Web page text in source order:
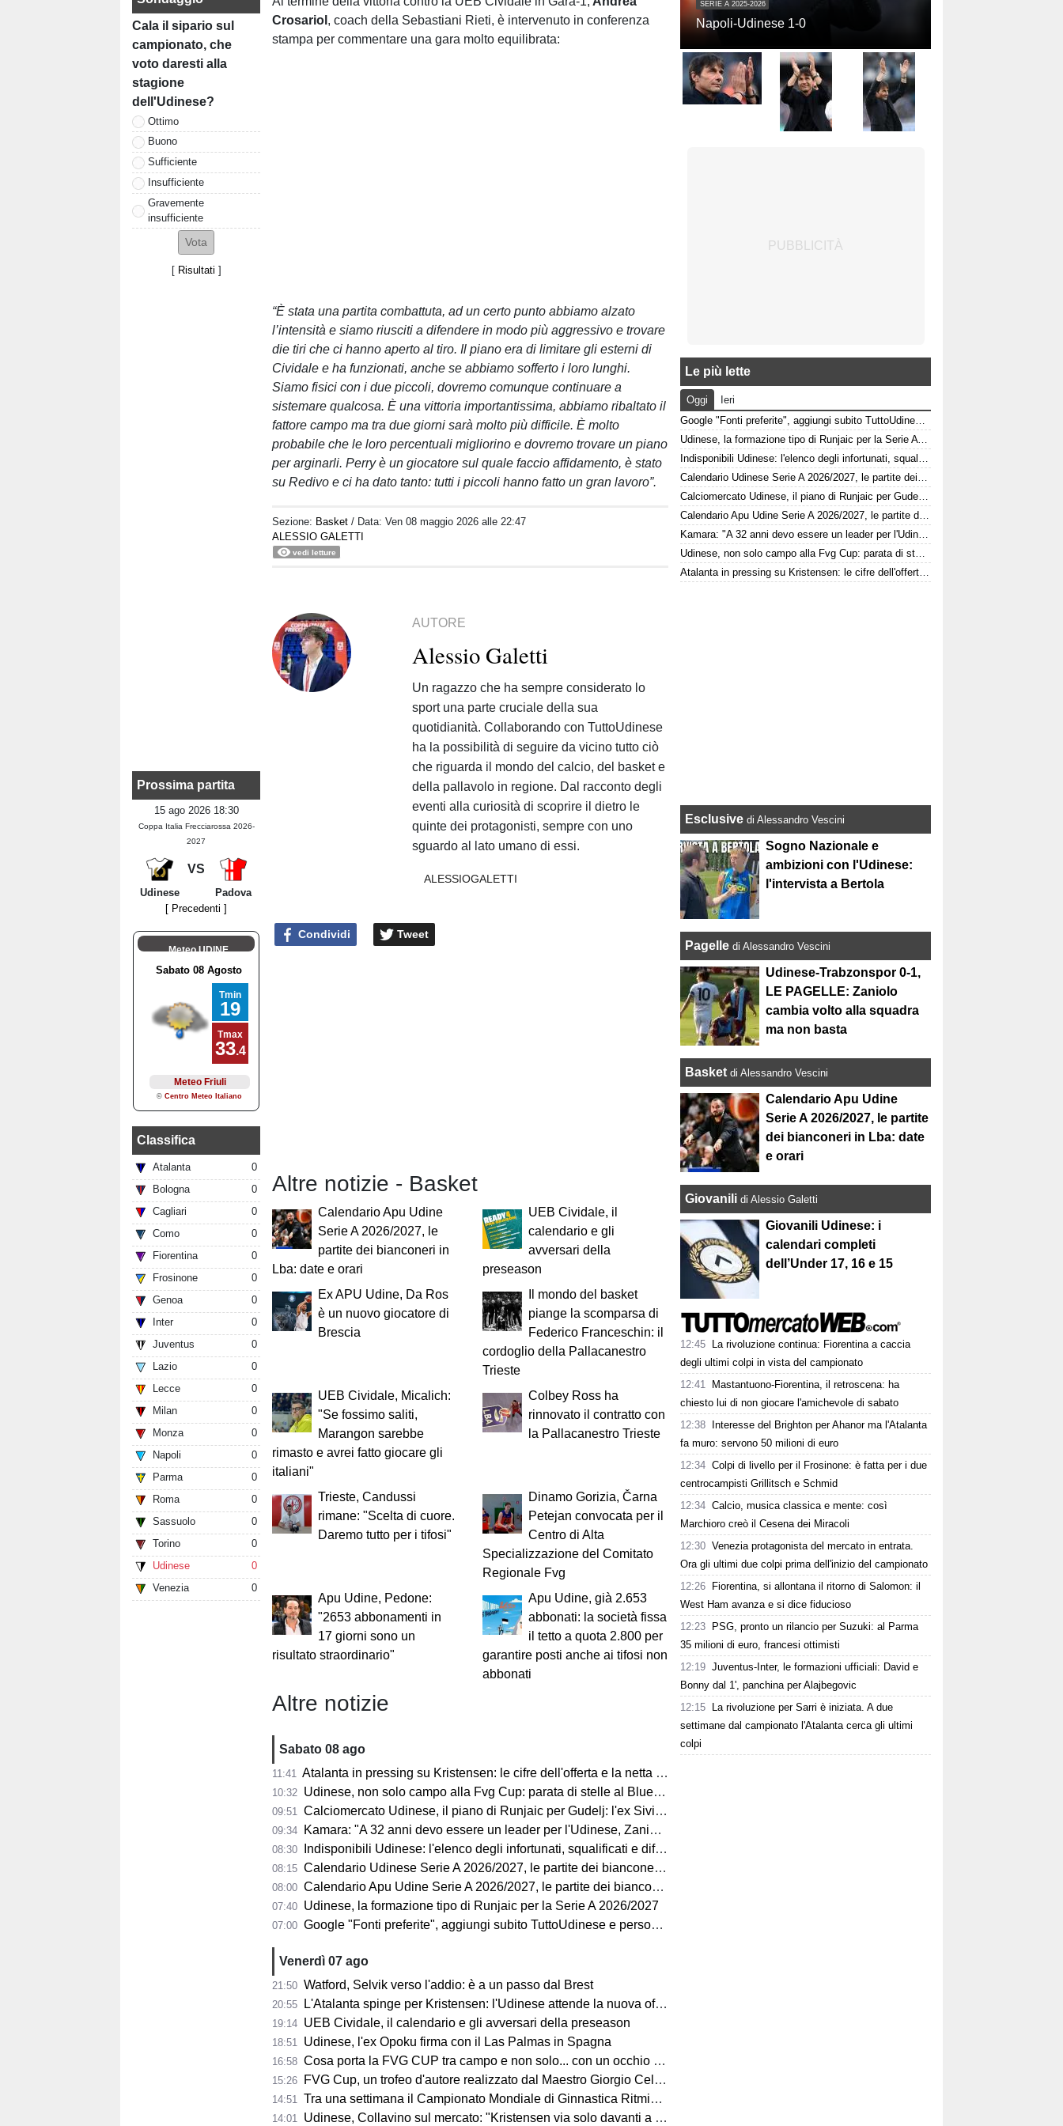
Cala il sipario sul
campionato, che
voto daresti alla
stagione
dell'Udinese?
Ottimo
Buono
Sufficiente
Insufficiente
Gravemente
insufficiente
[ Risultati ]
Prossima partita
15 ago 2026 18:30
Coppa Italia Frecciarossa 2026-
2027
VS
Udinese
Padova
[ Precedenti ]
Meteo UDINE
Classifica
Atalanta
0
Bologna
0
Cagliari
0
Como
0
Fiorentina
0
Frosinone
0
Genoa
0
Inter
0
Juventus
0
Lazio
0
Lecce
0
Milan
0
Monza
0
Napoli
0
Parma
0
Roma
0
Sassuolo
0
Torino
0
Udinese
0
Venezia
0
Crosariol , coach della Sebastiani Rieti, è intervenuto in conferenza
stampa per commentare una gara molto equilibrata:
“È stata una partita combattuta, ad un certo punto abbiamo alzato
l’intensità e siamo riusciti a difendere in modo più aggressivo e trovare
die tiri che ci hanno aperto al tiro. Il piano era di limitare gli esterni di
Cividale e ha funzionati, anche se abbiamo sofferto i loro lunghi.
Siamo fisici con i due piccoli, dovremo comunque continuare a
sistemare qualcosa. È una vittoria importantissima, abbiamo ribaltato il
fattore campo ma tra due giorni sarà molto più difficile. È molto
probabile che le loro percentuali migliorino e dovremo trovare un piano
per arginarli. Perry è un giocatore sul quale faccio affidamento, è stato
su Redivo e ci ha dato tanto: tutti i piccoli hanno fatto un gran lavoro”.
Sezione: Basket / Data:Ven 08 maggio 2026 alle 22:47
ALESSIO GALETTI
vedi letture
AUTORE
Alessio Galetti
Un ragazzo che ha sempre considerato lo
sport una parte cruciale della sua
quotidianità. Collaborando con TuttoUdinese
ha la possibilità di seguire da vicino tutto ciò
che riguarda il mondo del calcio, del basket e
della pallavolo in regione. Dal racconto degli
eventi alla curiosità di scoprire il dietro le
quinte dei protagonisti, sempre con uno
sguardo al lato umano di essi.
ALESSIOGALETTI
Condividi Tweet
Altre notizie - Basket
Calendario Apu Udine
Serie A 2026/2027, le
partite dei bianconeri in
Lba: date e orari
UEB Cividale, il
calendario e gli
avversari della
preseason
Ex APU Udine, Da Ros
è un nuovo giocatore di
Brescia
Il mondo del basket
piange la scomparsa di
Federico Franceschin: il
cordoglio della Pallacanestro
Trieste
UEB Cividale, Micalich:
"Se fossimo saliti,
Marangon sarebbe
rimasto e avrei fatto giocare gli
italiani"
Colbey Ross ha
rinnovato il contratto con
la Pallacanestro Trieste
Trieste, Candussi
rimane: "Scelta di cuore.
Daremo tutto per i tifosi"
Dinamo Gorizia, Čarna
Petejan convocata per il
Centro di Alta
Specializzazione del Comitato
Regionale Fvg
Apu Udine, Pedone:
"2653 abbonamenti in
17 giorni sono un
risultato straordinario"
Apu Udine, già 2.653
abbonati: la società fissa
il tetto a quota 2.800 per
garantire posti anche ai tifosi non
abbonati
Altre notizie
Sabato 08 ago
11:41 Atalanta in pressing su Kristensen: le cifre dell'offerta e la netta condizione dell'Udinese
10:32 Udinese, non solo campo alla Fvg Cup: parata di stelle al Bluenergy Stadium
09:51 Calciomercato Udinese, il piano di Runjaic per Gudelj: l'ex Siviglia avrà un nuovo ruolo
09:34 Kamara: "A 32 anni devo essere un leader per l'Udinese, Zaniolo ha fatto un'ottima scelta"
08:30 Indisponibili Udinese: l'elenco degli infortunati, squalificati e diffidati
08:15 Calendario Udinese Serie A 2026/2027, le partite dei bianconeri: date e orari
08:00 Calendario Apu Udine Serie A 2026/2027, le partite dei bianconeri in Lba: date e orari
07:40 Udinese, la formazione tipo di Runjaic per la Serie A 2026/2027
07:00 Google "Fonti preferite", aggiungi subito TuttoUdinese e personalizza le tue notizie
Venerdì 07 ago
21:50 Watford, Selvik verso l'addio: è a un passo dal Brest
20:55 L'Atalanta spinge per Kristensen: l'Udinese attende la nuova offerta
19:14 UEB Cividale, il calendario e gli avversari della preseason
18:51 Udinese, l'ex Opoku firma con il Las Palmas in Spagna
16:58 Cosa porta la FVG CUP tra campo e non solo... con un occhio sempre al MERCATO
15:26 FVG Cup, un trofeo d'autore realizzato dal Maestro Giorgio Celiberti
14:51 Tra una settimana il Campionato Mondiale di Ginnastica Ritmica: ci sarà Tara Dragas
14:01 Udinese, Collavino sul mercato: "Kristensen via solo davanti a un'offerta irrinunciabile. Portiere? Stiamo lavorando"
SERIE A 2025-2026
Napoli-Udinese 1-0
Le più lette
Oggi
Ieri
Google "Fonti preferite", aggiungi subito TuttoUdinese e personalizza le tue notizie
Udinese, la formazione tipo di Runjaic per la Serie A 2026/2027
Indisponibili Udinese: l'elenco degli infortunati, squalificati e diffidati
Calendario Udinese Serie A 2026/2027, le partite dei bianconeri: date e orari
Calciomercato Udinese, il piano di Runjaic per Gudelj: l'ex Siviglia avrà un nuovo ruolo
Calendario Apu Udine Serie A 2026/2027, le partite dei bianconeri in Lba: date e orari
Kamara: "A 32 anni devo essere un leader per l'Udinese, Zaniolo ha fatto un'ottima scelta"
Udinese, non solo campo alla Fvg Cup: parata di stelle al Bluenergy Stadium
Atalanta in pressing su Kristensen: le cifre dell'offerta e la netta condizione dell'Udinese
Esclusive di Alessandro Vescini
Sogno Nazionale e
ambizioni con l'Udinese:
l'intervista a Bertola
Pagelle di Alessandro Vescini
Udinese-Trabzonspor 0-1,
LE PAGELLE: Zaniolo
cambia volto alla squadra
ma non basta
Basket di Alessandro Vescini
Calendario Apu Udine
Serie A 2026/2027, le partite
dei bianconeri in Lba: date
e orari
Giovanili di Alessio Galetti
Giovanili Udinese: i
calendari completi
dell’Under 17, 16 e 15
12:45
La rivoluzione continua: Fiorentina a caccia
degli ultimi colpi in vista del campionato
12:41
Mastantuono-Fiorentina, il retroscena: ha
chiesto lui di non giocare l'amichevole di sabato
12:38
Interesse del Brighton per Ahanor ma l'Atalanta
fa muro: servono 50 milioni di euro
12:34 Colpi di livello per il Frosinone: è fatta per i due
centrocampisti Grillitsch e Schmid
12:34 Calcio, musica classica e mente: così
Marchioro creò il Cesena dei Miracoli
12:30 Venezia protagonista del mercato in entrata.
Ora gli ultimi due colpi prima dell'inizio del campionato
12:26
Fiorentina, si allontana il ritorno di Salomon: il
West Ham avanza e si dice fiducioso
12:23
PSG, pronto un rilancio per Suzuki: al Parma
35 milioni di euro, francesi ottimisti
12:19 Juventus-Inter, le formazioni ufficiali: David e
Bonny dal 1', panchina per Alajbegovic
12:15
La rivoluzione per Sarri è iniziata. A due
settimane dal campionato l'Atalanta cerca gli ultimi
colpi